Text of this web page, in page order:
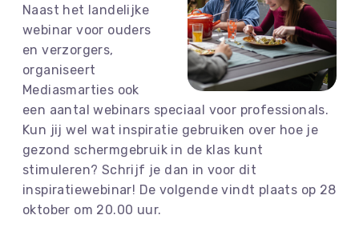
Naast het landelijke
webinar voor ouders
en verzorgers,
organiseert
Mediasmarties ook
een aantal webinars speciaal voor professionals.
Kun jij wel wat inspiratie gebruiken over hoe je
gezond schermgebruik in de klas kunt
stimuleren? Schrijf je dan in voor dit
inspiratiewebinar! De volgende vindt plaats op 28
oktober om 20.00 uur.